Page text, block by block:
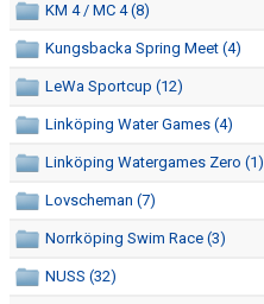
KM 4 / MC 4 (8)
Kungsbacka Spring Meet (4)
LeWa Sportcup (12)
Linköping Water Games (4)
Linköping Watergames Zero (1)
Lovscheman (7)
Norrköping Swim Race (3)
NUSS (32)